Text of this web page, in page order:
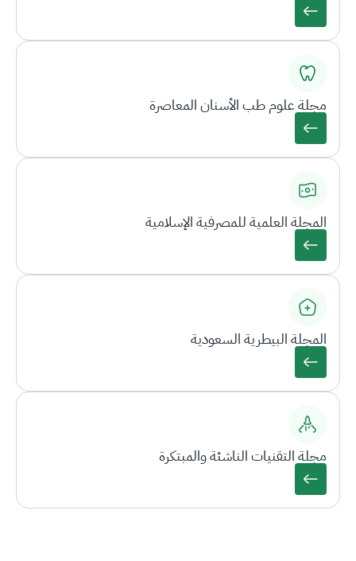
مجلة علوم طب الأسنان المعاصرة
المجلة العلمية للمصرفية الإسلامية
المجلة البيطرية السعودية
مجلة التقنيات الناشئة والمبتكرة